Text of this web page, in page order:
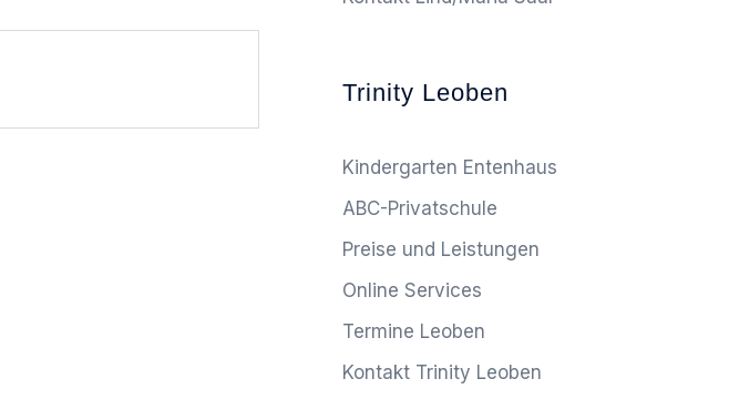
Trinity Leoben
Kindergarten Entenhaus
ABC-Privatschule
Preise und Leistungen
Online Services
Termine Leoben
Kontakt Trinity Leoben